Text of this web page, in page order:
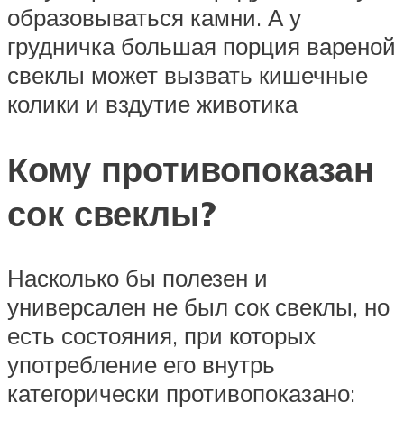
образовываться камни. А у
грудничка большая порция вареной
свеклы может вызвать кишечные
колики и вздутие животика
Кому противопоказан
сок свеклы?
Насколько бы полезен и
универсален не был сок свеклы, но
есть состояния, при которых
употребление его внутрь
категорически противопоказано: